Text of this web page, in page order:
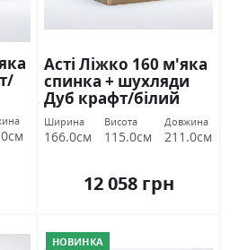
Асті Ліжко 160 м'яка
спинка + шухляди
Дуб крафт/білий
глянець Міромарк
Ширина
166.0см
Висота
115.0см
Довжина
211.0см
12 058 грн
НОВИНКА